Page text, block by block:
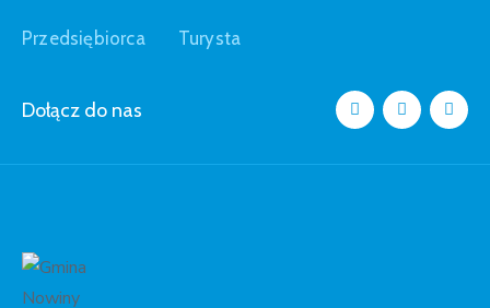
Przedsiębiorca Turysta
Dołącz do nas